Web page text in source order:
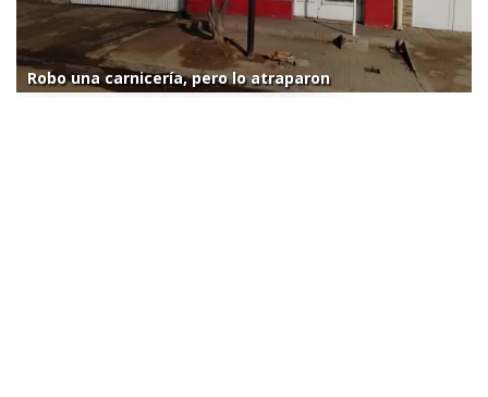
Robo una carnicería, pero lo atraparon